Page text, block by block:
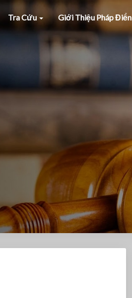
Tra Cứu Giới Thiệu Pháp Điển